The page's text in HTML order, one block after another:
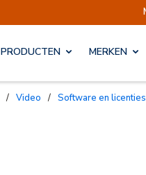
PRODUCTEN MERKEN
/ Video / Software en licenties